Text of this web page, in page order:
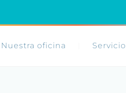
Nuestra oficina